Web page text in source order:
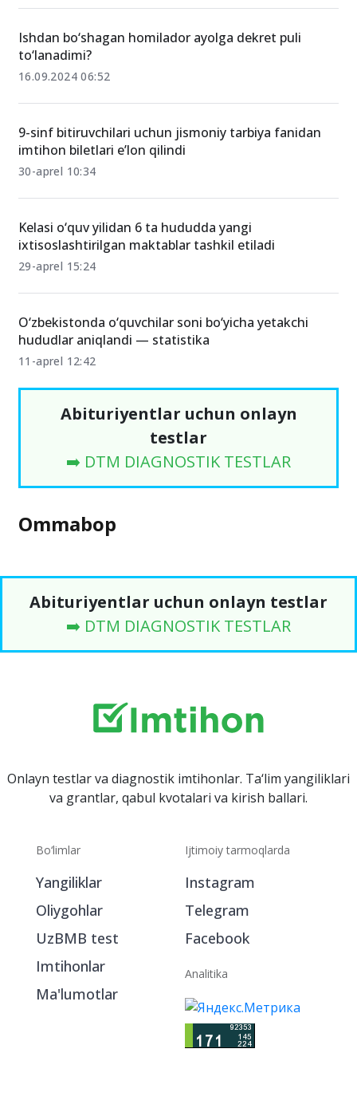
Ishdan bo‘shagan homilador ayolga dekret puli
to‘lanadimi?
16.09.2024 06:52
9-sinf bitiruvchilari uchun jismoniy tarbiya fanidan
imtihon biletlari e’lon qilindi
30-aprel 10:34
Kelasi o‘quv yilidan 6 ta hududda yangi
ixtisoslashtirilgan maktablar tashkil etiladi
29-aprel 15:24
O‘zbekistonda o‘quvchilar soni bo‘yicha yetakchi
hududlar aniqlandi — statistika
11-aprel 12:42
Abituriyentlar uchun onlayn
testlar
➡️ DTM DIAGNOSTIK TESTLAR
Ommabop
Abituriyentlar uchun onlayn testlar
➡️ DTM DIAGNOSTIK TESTLAR
Onlayn testlar va diagnostik imtihonlar. Ta‘lim yangiliklari
va grantlar, qabul kvotalari va kirish ballari.
Bo‘limlar
Yangiliklar
Oliygohlar
UzBMB test
Imtihonlar
Ma'lumotlar
Ijtimoiy tarmoqlarda
Instagram
Telegram
Facebook
Analitika